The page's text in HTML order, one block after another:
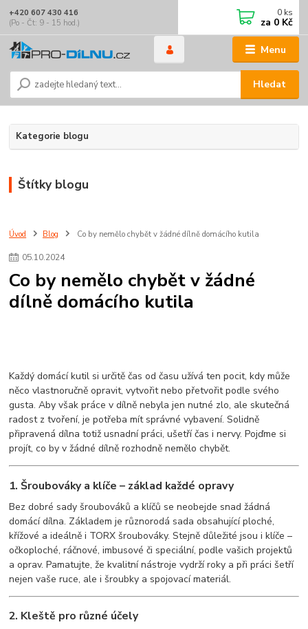
Menu
Hledat
+420 607 430 416
(Po - Čt: 9 - 15 hod.)
0 ks
za 0 Kč
Kategorie blogu
Štítky blogu
Úvod Blog Co by nemělo chybět v žádné dílně domácího kutila
05.10.2024
Co by nemělo chybět v žádné
dílně domácího kutila
Každý domácí kutil si určitě čas od času užívá ten pocit, kdy může
něco vlastnoručně opravit, vytvořit nebo přetvořit podle svého
gusta. Aby však práce v dílně nebyla jen nutné zlo, ale skutečná
radost z tvoření, je potřeba mít správné vybavení. Solidně
připravená dílna totiž usnadní práci, ušetří čas i nervy. Pojďme si
projít, co by v žádné dílně rozhodně nemělo chybět.
1. Šroubováky a klíče – základ každé opravy
Bez dobré sady šroubováků a klíčů se neobejde snad žádná
domácí dílna. Základem je různorodá sada obsahující ploché,
křížové a ideálně i TORX šroubováky. Stejně důležité jsou i klíče –
očkoploché, ráčnové, imbusové či speciální, podle vašich projektů
a oprav. Pamatujte, že kvalitní nástroje vydrží roky a při práci šetří
nejen vaše ruce, ale i šroubky a spojovací materiál.
2. Kleště pro různé účely